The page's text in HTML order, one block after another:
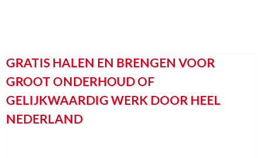
GRATIS HALEN EN BRENGEN VOOR
GROOT ONDERHOUD OF
GELIJKWAARDIG WERK DOOR HEEL
NEDERLAND